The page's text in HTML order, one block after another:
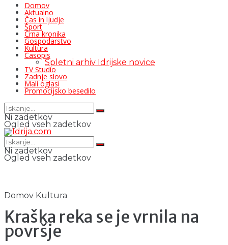
Domov
Aktualno
Čas in ljudje
Šport
Črna kronika
Gospodarstvo
Kultura
Časopis
Spletni arhiv Idrijske novice
TV Studio
Zadnje slovo
Mali oglasi
Promocijsko besedilo
Ni zadetkov
Ogled vseh zadetkov
Ni zadetkov
Ogled vseh zadetkov
Domov Kultura
Kraška reka se je vrnila na
površje